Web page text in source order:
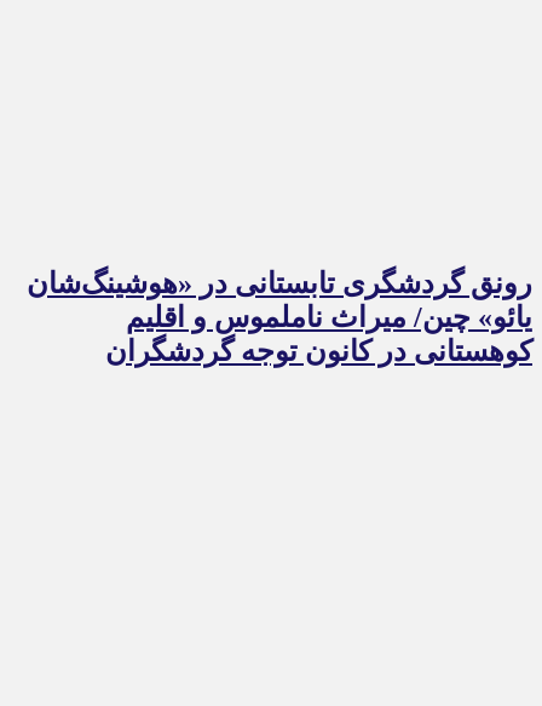
رونق گردشگری تابستانی در «هوشینگ‌شان
یائو» چین/ میراث ناملموس و اقلیم
کوهستانی در کانون توجه گردشگران